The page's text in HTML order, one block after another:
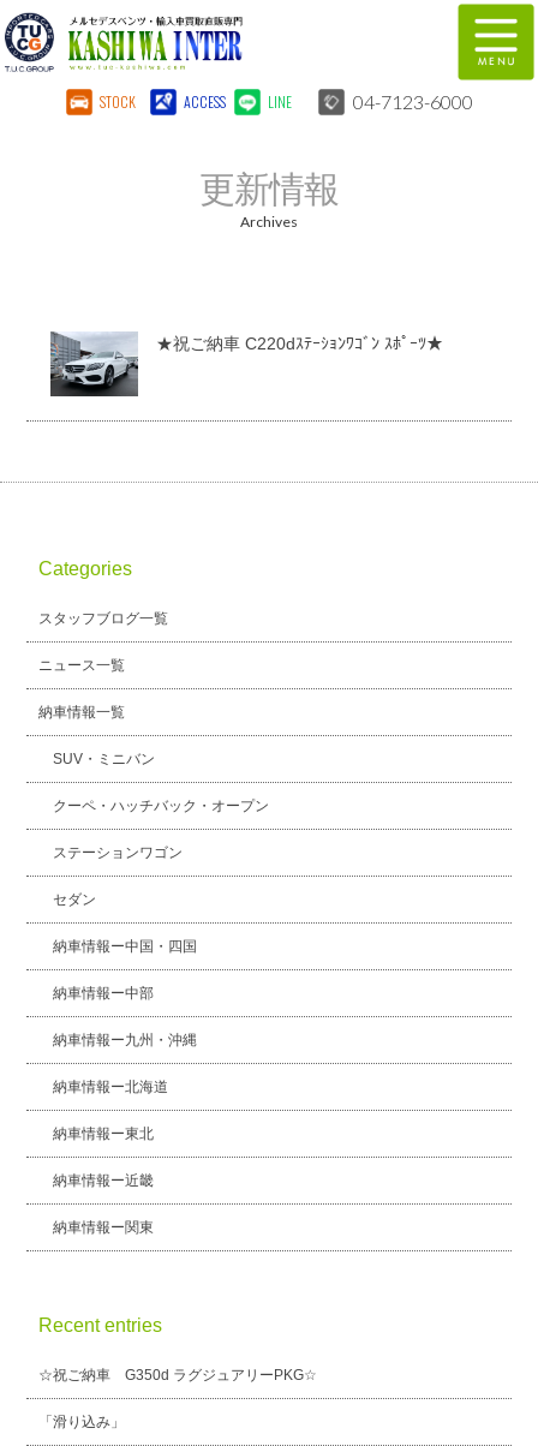
STOCK ACCESS LINE 04-7123-6000
注文販売
柏インター買取事業部 スタッフ紹介
スタッフブログ
更新情報
Archives
★祝ご納車 C220dｽﾃｰｼｮﾝﾜｺﾞﾝ ｽﾎﾟｰﾂ★
Categories
スタッフブログ一覧
ニュース一覧
納車情報一覧
SUV・ミニバン
クーペ・ハッチバック・オープン
ステーションワゴン
セダン
納車情報ー中国・四国
納車情報ー中部
納車情報ー九州・沖縄
納車情報ー北海道
納車情報ー東北
納車情報ー近畿
納車情報ー関東
Recent entries
☆祝ご納車 G350d ラグジュアリーPKG☆
「滑り込み」